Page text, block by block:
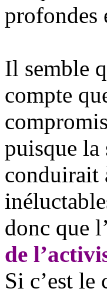
profondes
Il semble
compte
puisque la
conduirait
donc que
de
Si c’est le